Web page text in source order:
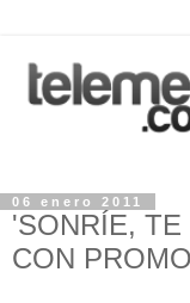
06 enero 2011
'SONRÍE,
CON PROMO